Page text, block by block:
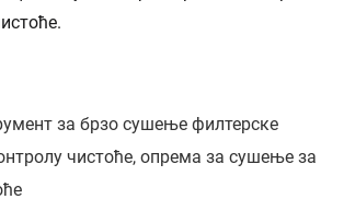
за брзо сушење филтерске
чистоће, опрема за сушење за